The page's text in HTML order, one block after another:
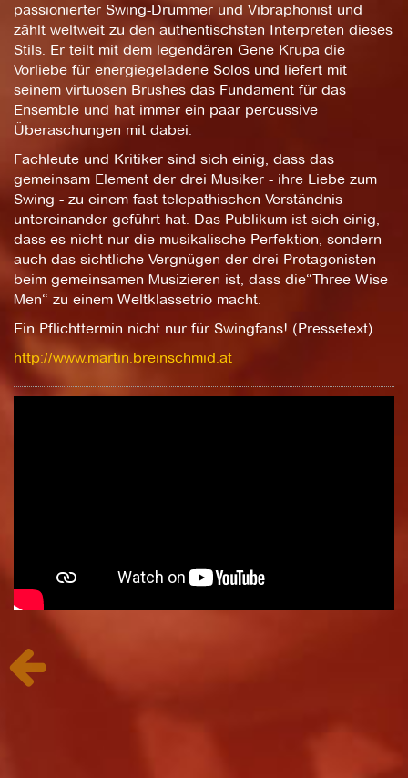
passionierter Swing-Drummer und Vibraphonist und
zählt weltweit zu den authentischsten Interpreten dieses
Stils. Er teilt mit dem legendären Gene Krupa die
Vorliebe für energiegeladene Solos und liefert mit
seinem virtuosen Brushes das Fundament für das
Ensemble und hat immer ein paar percussive
Überaschungen mit dabei.
Fachleute und Kritiker sind sich einig, dass das
gemeinsam Element der drei Musiker - ihre Liebe zum
Swing - zu einem fast telepathischen Verständnis
untereinander geführt hat. Das Publikum ist sich einig,
dass es nicht nur die musikalische Perfektion, sondern
auch das sichtliche Vergnügen der drei Protagonisten
beim gemeinsamen Musizieren ist, dass die“Three Wise
Men“ zu einem Weltklassetrio macht.
Ein Pflichttermin nicht nur für Swingfans! (Pressetext)
http://www.martin.breinschmid.at